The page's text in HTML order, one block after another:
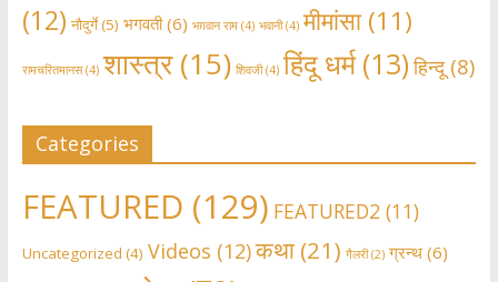
(12) नौदुर्गे(5) भगवती(6) भग़वान राम(4) भवानी(4) मीमांसा(11)
रामचरितमानस(4) शास्त्र(15) शिवजी(4) हिंदू धर्म(13)हिन्दू(8)
Categories
FEATURED (129) FEATURED2 (11)
Uncategorized (4) Videos (12)कथा(21) गैलरी(2) ग्रन्थ(6)